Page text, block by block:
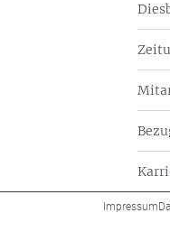
Impressum